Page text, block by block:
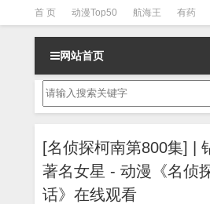
首 页 动漫Top50 航海王 有药
斗罗3 火影 一拳超人 柯南 阴
网站首页
[名侦探柯南第800集] |
著名女星 - 动漫《名侦
话》在线观看